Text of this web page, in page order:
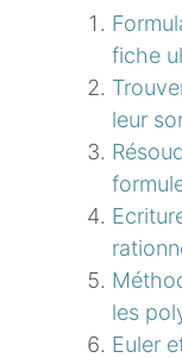
fiche
leur
les
Euler